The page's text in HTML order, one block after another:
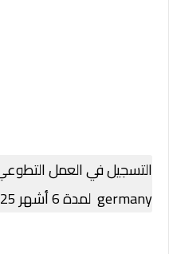
germany لمدة 6 أشهر 2025